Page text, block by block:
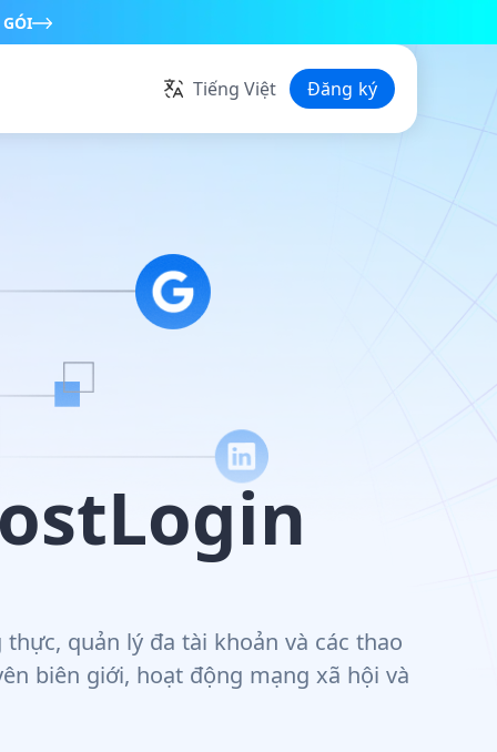
Tiếng Việt Đăng ký
quản lý đa tài khoản và các thao
biên giới, hoạt động mạng xã hội và